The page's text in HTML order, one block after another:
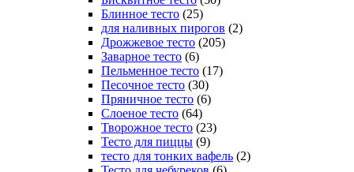
Блинное тесто (25)
для наливных пирогов (2)
Дрожжевое тесто (205)
Заварное тесто (6)
Пельменное тесто (17)
Песочное тесто (30)
Пряничное тесто (6)
Слоеное тесто (64)
Творожное тесто (23)
Тесто для пиццы (9)
тесто для тонких вафель (2)